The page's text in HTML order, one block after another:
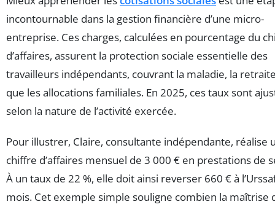
incontournable dans la gestion financière d’une micro-
entreprise. Ces charges, calculées en pourcentage du
d’affaires, assurent la protection sociale essentielle des
travailleurs indépendants, couvrant la maladie, la
que les allocations familiales. En 2025, ces taux sont
selon la nature de l’activité exercée.
Pour illustrer, Claire, consultante indépendante, réalise
chiffre d’affaires mensuel de 3 000 € en prestations de
À un taux de 22 %, elle doit ainsi reverser 660 € à
mois. Cet exemple simple souligne combien la maîtrise